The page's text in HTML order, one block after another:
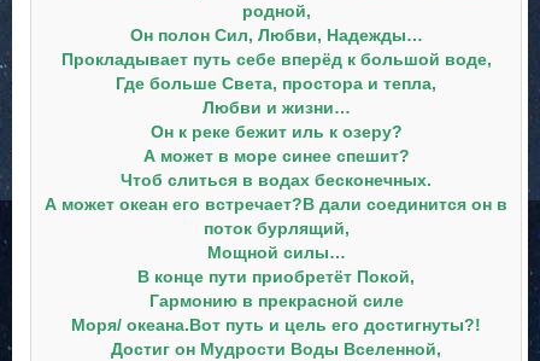
родной,
Он полон Сил, Любви, Надежды…
Прокладывает путь себе вперёд к большой воде,
Где больше Света, простора и тепла,
Любви и жизни…
Он к реке бежит иль к озеру?
А может в море синее спешит?
Чтоб слиться в водах бесконечных.
А может океан его встречает?В дали соединится он в
поток бурлящий,
Мощной силы…
В конце пути приобретёт Покой,
Гармонию в прекрасной силе
Моря/ океана.Вот путь и цель его достигнуты?!
Достиг он Мудрости Воды Вселенной,